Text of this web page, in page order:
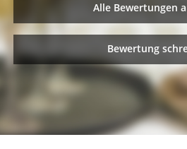
Alle Bewertungen
Bewertung